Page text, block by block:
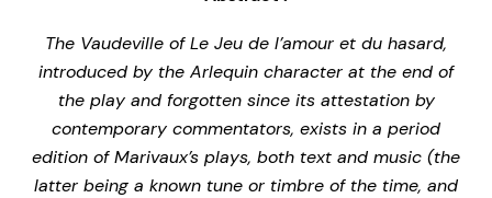
The Vaudeville of Le Jeu de l’amour et du hasard,
introduced by the Arlequin character at the end of
the play and forgotten since its attestation by
contemporary commentators, exists in a period
edition of Marivaux’s plays, both text and music (the
latter being a known tune or timbre of the time, and